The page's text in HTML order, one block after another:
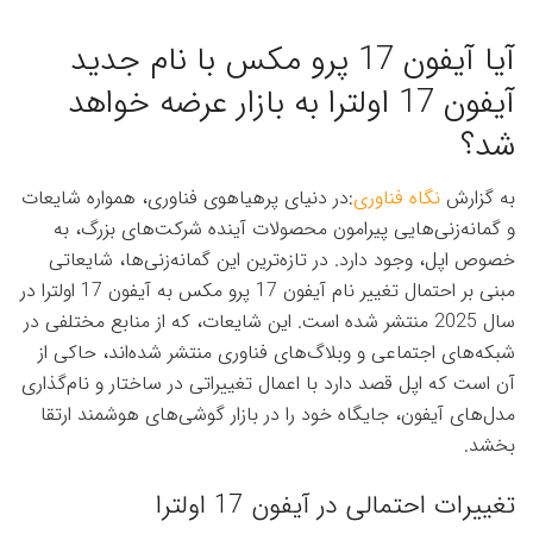
آیا آیفون 17 پرو مکس با نام جدید
آیفون 17 اولترا به بازار عرضه خواهد
شد؟
به گزارش نگاه فناوری:در دنیای پرهیاهوی فناوری، همواره شایعات
و گمانه‌زنی‌هایی پیرامون محصولات آینده شرکت‌های بزرگ، به
خصوص اپل، وجود دارد. در تازه‌ترین این گمانه‌زنی‌ها، شایعاتی
مبنی بر احتمال تغییر نام آیفون 17 پرو مکس به آیفون 17 اولترا در
سال 2025 منتشر شده است. این شایعات، که از منابع مختلفی در
شبکه‌های اجتماعی و وبلاگ‌های فناوری منتشر شده‌اند، حاکی از
آن است که اپل قصد دارد با اعمال تغییراتی در ساختار و نام‌گذاری
مدل‌های آیفون، جایگاه خود را در بازار گوشی‌های هوشمند ارتقا
بخشد.
تغییرات احتمالی در آیفون 17 اولترا